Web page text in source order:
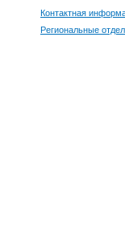
Контактная
Региональные